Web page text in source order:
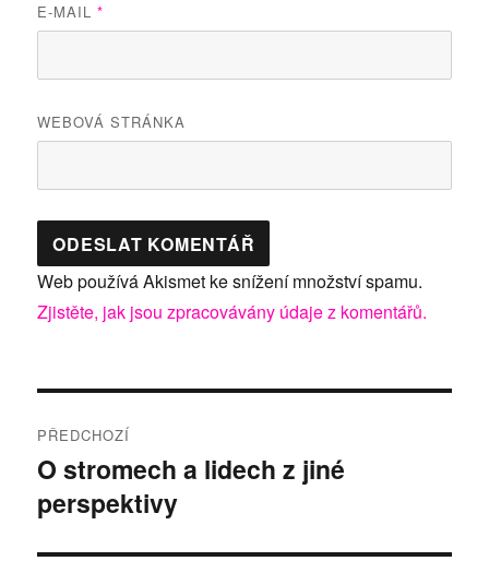
E-MAIL*
WEBOVÁ STRÁNKA
Web používá Akismet ke snížení množství spamu.
Zjistěte, jak jsou zpracovávány údaje z komentářů.
pro
příspěvek
PŘEDCHOZÍ
Předchozí
příspěvek:
O stromech a lidech z jiné
perspektivy